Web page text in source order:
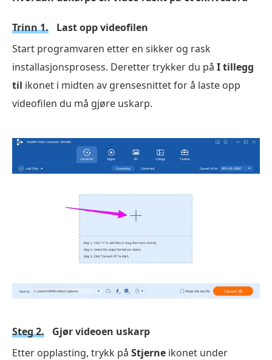
Trinn 1.
Last opp videofilen
Start programvaren etter en sikker og rask
installasjonsprosess. Deretter trykker du på I tillegg
til ikonet i midten av grensesnittet for å laste opp
videofilen du må gjøre uskarp.
Steg 2.
Gjør videoen uskarp
Etter opplasting, trykk på Stjerne ikonet under